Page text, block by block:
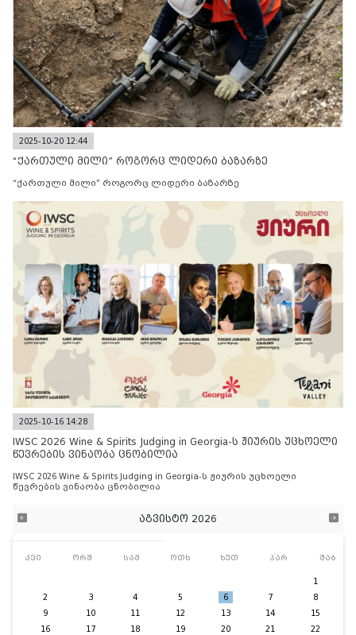
2025-10-20 12:44
“ქართული მილი” როგორც ლიდერი ბაზარზე
“ქართული მილი” როგორც ლიდერი ბაზარზე
2025-10-16 14:28
IWSC 2026 Wine & Spirits Judging in Georgia-ს ჟიურის უცხოელი
წევრების ვინაობა ცნობილია
IWSC 2026 Wine & Spirits Judging in Georgia-ს ჟიურის უცხოელი
წევრების ვინაობა ცნობილია
აგვისტო 2026
კვი ორშ სამ ოთხ ხუთ პარ შაბ
1
2
3 4 5 6 7
8
9
10 11 12 13 14
15
16
17 18 19 20 21
22